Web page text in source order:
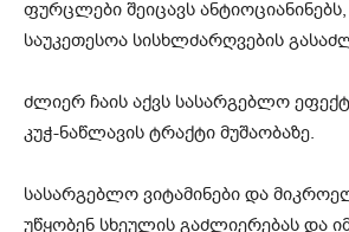
ფურცლები შეიცავს
საუკეთესოა სისხლძარღვების
ძლიერ ჩაის აქვს სასარგებლო
კუჭ-ნაწლავის ტრაქტი მუშაობაზე.
სასარგებლო ვიტამინები და
უწყობენ სხეულის გაძლიერებას და